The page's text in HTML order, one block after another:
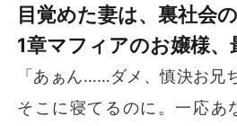
だが、その献身への対価はあま
3年間の昏睡。その最中、秋山
目覚めた妻は、裏社会
1章マフィアのお嬢様、
して帰還
「あぁん……ダメ、慎決お
そこに寝てるのに。一応あ